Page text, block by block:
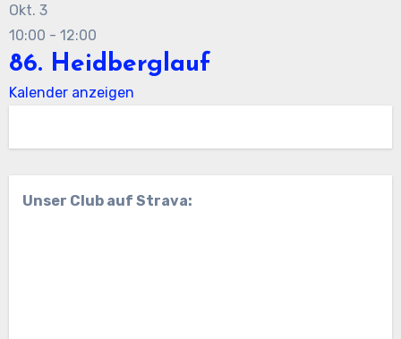
Okt. 3
10:00 - 12:00
86. Heidberglauf
Kalender anzeigen
Unser Club auf Strava: